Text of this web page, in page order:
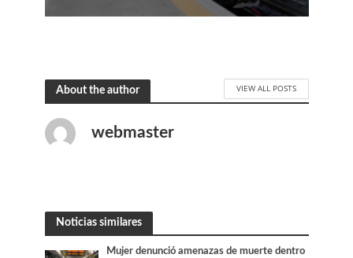
About the author VIEW ALL POSTS
webmaster
Noticias similares
Mujer denunció amenazas de muerte dentro